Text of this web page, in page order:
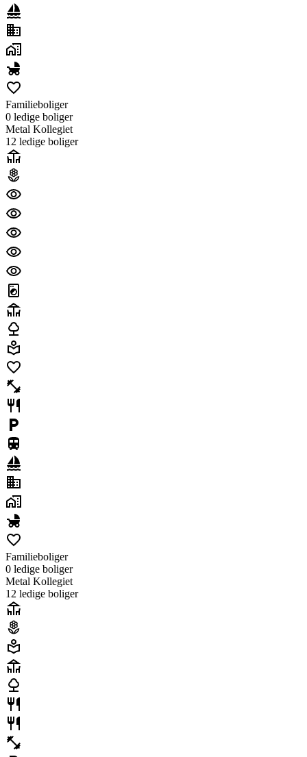
Familieboliger
0 ledige boliger
Metal Kollegiet
12 ledige boliger
Familieboliger
0 ledige boliger
Metal Kollegiet
12 ledige boliger